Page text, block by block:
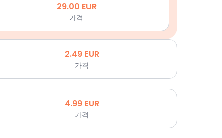
29.00 EUR
가격
2.49 EUR
가격
4.99 EUR
가격